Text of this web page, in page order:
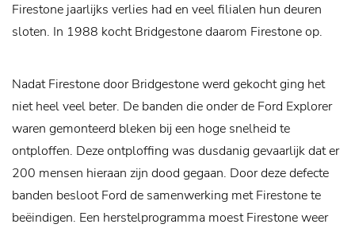
Firestone jaarlijks verlies had en veel filialen hun deuren
sloten. In 1988 kocht Bridgestone daarom Firestone op.
Nadat Firestone door Bridgestone werd gekocht ging het
niet heel veel beter. De banden die onder de Ford Explorer
waren gemonteerd bleken bij een hoge snelheid te
ontploffen. Deze ontploffing was dusdanig gevaarlijk dat er
200 mensen hieraan zijn dood gegaan. Door deze defecte
banden besloot Ford de samenwerking met Firestone te
beëindigen. Een herstelprogramma moest Firestone weer